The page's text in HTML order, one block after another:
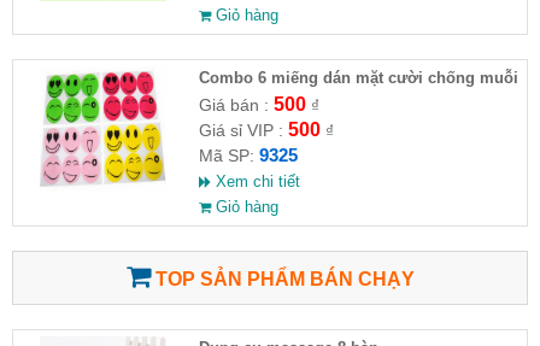
Giỏ hàng
Combo 6 miếng dán mặt cười chống muỗi
và côn trùng
Giá bán : 500₫
Giá sỉ VIP : 500₫
Mã SP: 9325
Xem chi tiết
Giỏ hàng
TOP SẢN PHẨM BÁN CHẠY